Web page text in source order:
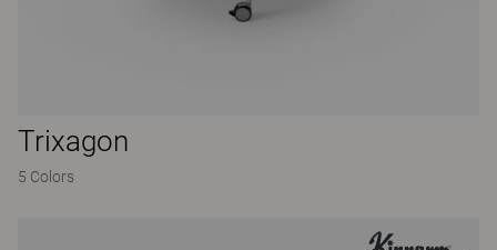
Trixagon
5 Colors